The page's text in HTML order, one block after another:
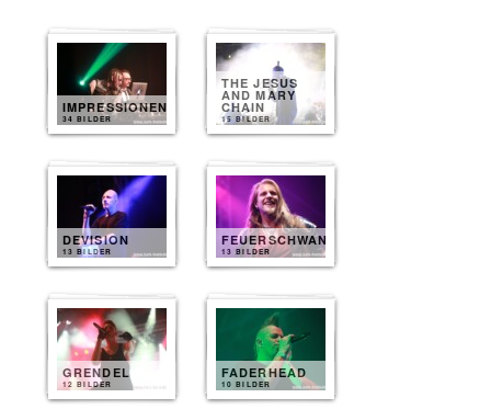
IMPRESSIONEN
34 BILDER
THE JESUS
AND MARY
CHAIN
15 BILDER
DEVISION
13 BILDER
FEUERSCHWANZ
13 BILDER
GRENDEL
12 BILDER
FADERHEAD
10 BILDER